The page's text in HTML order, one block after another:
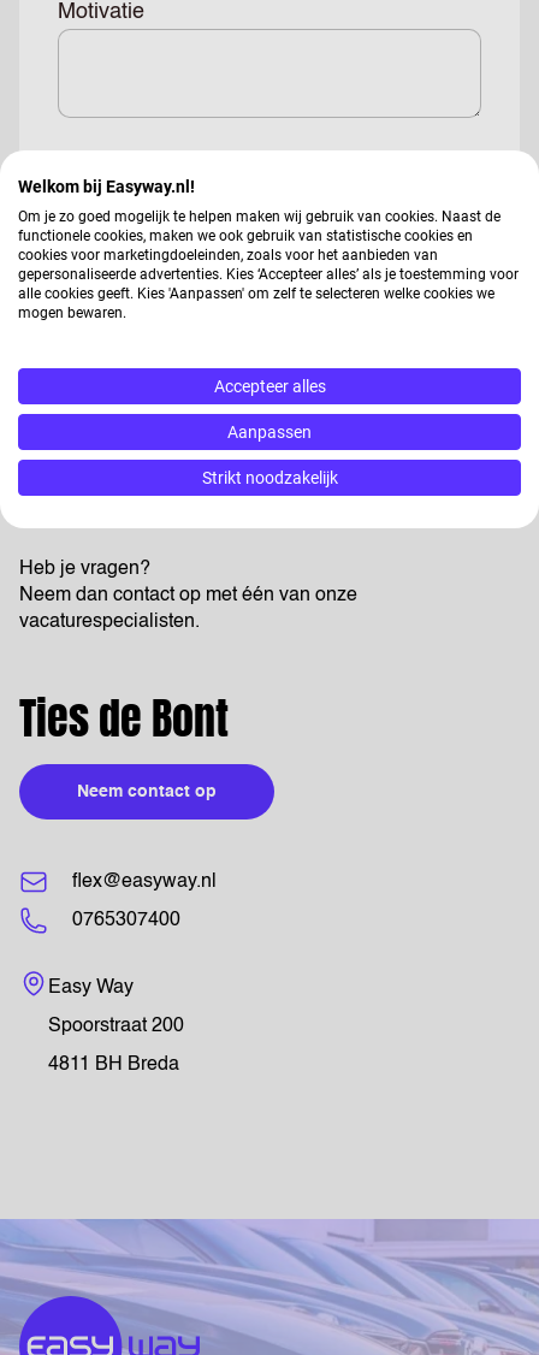
Motivatie
arbeidsbemiddeling, dit vindt deels
geautomatiseerd plaats. In onsprivacy
statementkun je nalezen hoe wij jouw gegevens
verwerken.
Heb je vragen?
Neem dan contact op met één van onze
vacaturespecialisten.
Ties de Bont
Neem contact op
flex@easyway.nl
0765307400
Bezoekadres
Easy Way
Spoorstraat 200
4811 BH Breda
Welkom bij Easyway.nl!
Om je zo goed mogelijk te helpen maken wij gebruik van cookies. Naast de
functionele cookies, maken we ook gebruik van statistische cookies en
cookies voor marketingdoeleinden, zoals voor het aanbieden van
gepersonaliseerde advertenties. Kies ‘Accepteer alles’ als je toestemming voor
alle cookies geeft. Kies 'Aanpassen' om zelf te selecteren welke cookies we
mogen bewaren.
Accepteer alles
Aanpassen
Strikt noodzakelijk